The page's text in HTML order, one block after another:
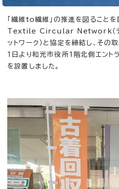
「繊維to繊維」の推進を図ること
Textile Circular Network（テ
ットワーク）と協定を締結し、そ
1日より和光市役所1階北側エント
を設置しました。